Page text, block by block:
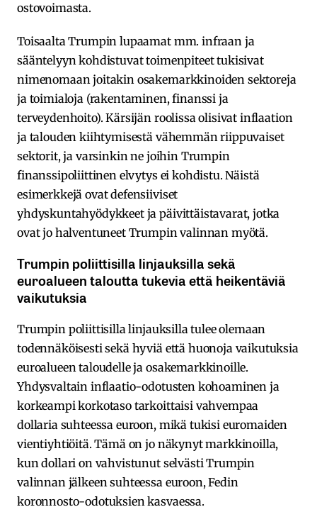
ostovoimasta.
Toisaalta Trumpin lupaamat mm. infraan ja
sääntelyyn kohdistuvat toimenpiteet tukisivat
nimenomaan joitakin osakemarkkinoiden sektoreja
ja toimialoja (rakentaminen, finanssi ja
terveydenhoito). Kärsijän roolissa olisivat inflaation
ja talouden kiihtymisestä vähemmän riippuvaiset
sektorit, ja varsinkin ne joihin Trumpin
finanssipoliittinen elvytys ei kohdistu. Näistä
esimerkkejä ovat defensiiviset
yhdyskuntahyödykkeet ja päivittäistavarat, jotka
ovat jo halventuneet Trumpin valinnan myötä.
Trumpin poliittisilla linjauksilla sekä
euroalueen taloutta tukevia että heikentäviä
vaikutuksia
Trumpin poliittisilla linjauksilla tulee olemaan
todennäköisesti sekä hyviä että huonoja vaikutuksia
euroalueen taloudelle ja osakemarkkinoille.
Yhdysvaltain inflaatio-odotusten kohoaminen ja
korkeampi korkotaso tarkoittaisi vahvempaa
dollaria suhteessa euroon, mikä tukisi euromaiden
vientiyhtiöitä. Tämä on jo näkynyt markkinoilla,
kun dollari on vahvistunut selvästi Trumpin
valinnan jälkeen suhteessa euroon, Fedin
koronnosto-odotuksien kasvaessa.